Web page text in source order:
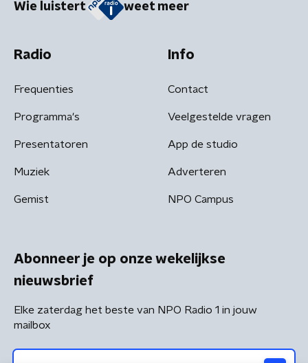
Wie luistert weet meer
Radio
Frequenties
Programma's
Presentatoren
Muziek
Gemist
Info
Contact
Veelgestelde vragen
App de studio
Adverteren
NPO Campus
Abonneer je op onze wekelijkse
nieuwsbrief
Elke zaterdag het beste van NPO Radio 1 in jouw
mailbox